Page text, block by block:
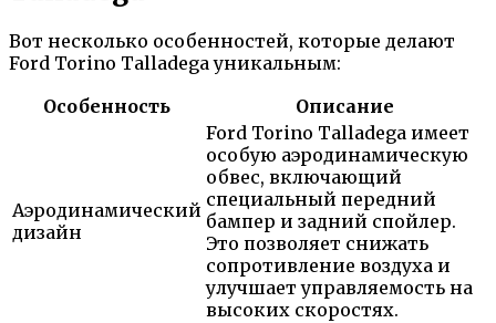
Вот несколько особенностей, которые делают
Ford Torino Talladega уникальным:
Особенность
Описание
Аэродинамический
дизайн
Ford Torino Talladega имеет
особую аэродинамическую
обвес, включающий
специальный передний
бампер и задний спойлер.
Это позволяет снижать
сопротивление воздуха и
улучшает управляемость на
высоких скоростях.